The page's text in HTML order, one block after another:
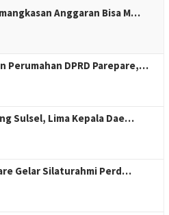
Anggaran Bisa M…
Perumahan DPRD Parepare,…
Sulsel, Lima Kepala Dae…
Gelar Silaturahmi Perd…